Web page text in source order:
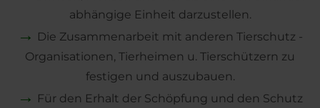
abhängige Einheit darzustellen.
→ Die Zusammenarbeit mit anderen Tierschutz -
Organisationen, Tierheimen u. Tierschützern zu
festigen und auszubauen.
→ Für den Erhalt der Schöpfung und den Schutz